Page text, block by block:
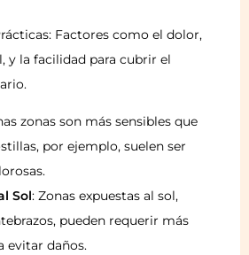
Factores como el dolor,
y la facilidad para cubrir el
zonas son más sensibles que
por ejemplo, suelen ser
Sol: Zonas expuestas al sol,
pueden requerir más
evitar daños.